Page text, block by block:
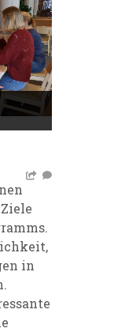
in